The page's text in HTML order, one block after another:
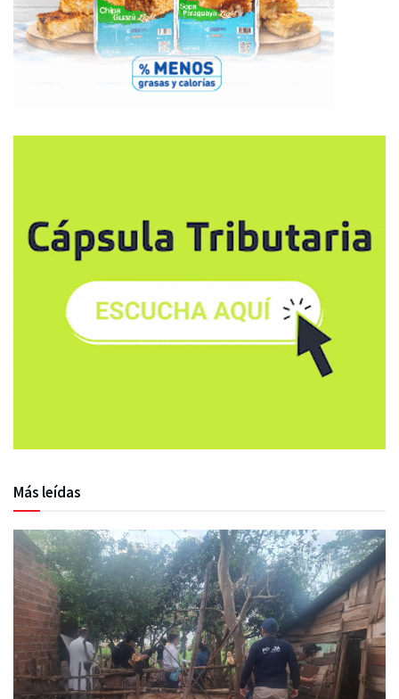
Más leídas